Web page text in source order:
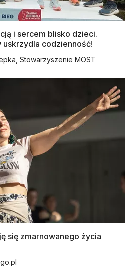
i sercem blisko dzieci.
uskrzydla codzienność!
Stowarzyszenie MOST
się zmarnowanego życia